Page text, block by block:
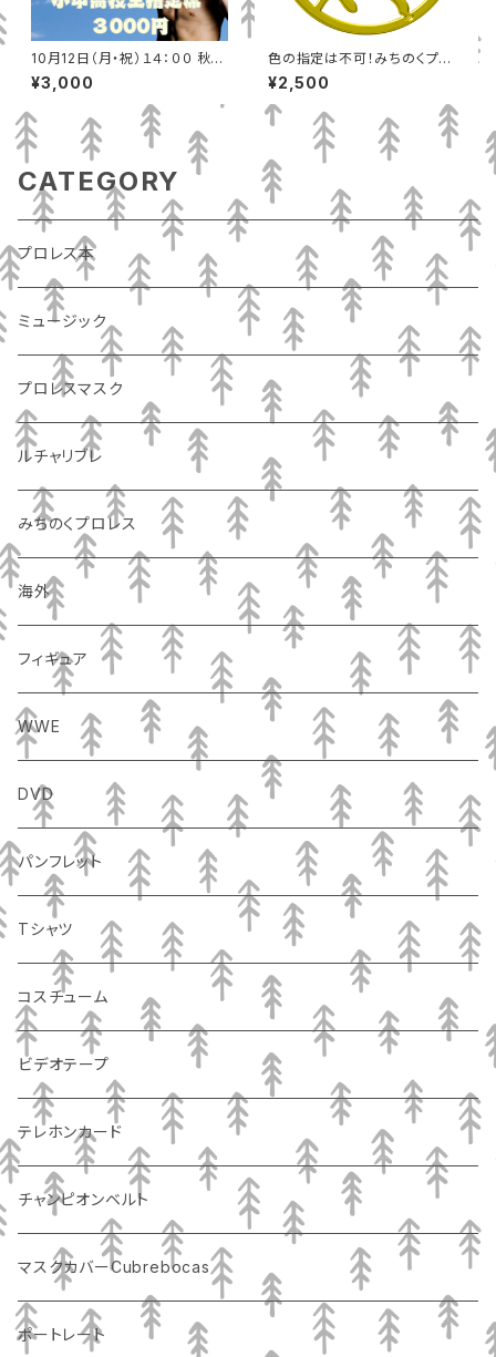
10月12日（月・祝）１４：００ 秋田
テルサ（秋田市）小中高校生指定
席
¥3,000
色の指定は不可！みちのくプロ
レス丸ロゴＴシャツ（Ｌ）
¥2,500
CATEGORY
プロレス本
ミュージック
プロレスマスク
ルチャリブレ
みちのくプロレス
海外
フィギュア
WWE
DVD
パンフレット
Tシャツ
コスチューム
ビデオテープ
テレホンカード
チャンピオンベルト
マスクカバーCubrebocas
ポートレート